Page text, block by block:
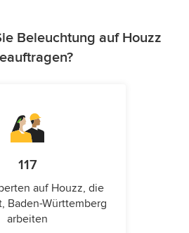
Beleuchtung auf Houzz
117
auf Houzz, die
Baden-Württemberg
arbeiten